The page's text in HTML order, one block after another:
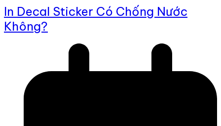
In Decal Sticker Có Chống Nước
Không?